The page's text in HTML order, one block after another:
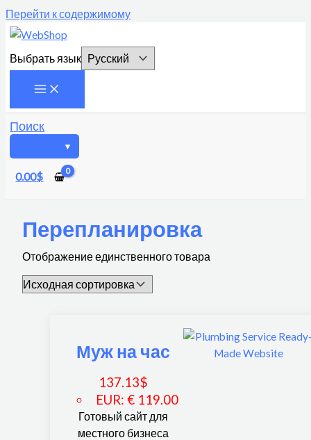
Перейти к содержимому
Выбрать язык
Поиск
0.00$
Перепланировка
Отображение единственного товара
Муж на час
137.13$
EUR: € 119.00
Готовый сайт для
местного бизнеса